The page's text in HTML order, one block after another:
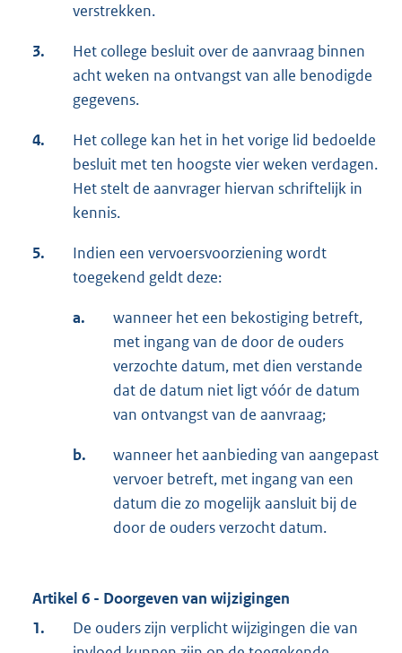
verstrekken.
3.
Het college besluit over de aanvraag binnen
acht weken na ontvangst van alle benodigde
gegevens.
4.
Het college kan het in het vorige lid bedoelde
besluit met ten hoogste vier weken verdagen.
Het stelt de aanvrager hiervan schriftelijk in
kennis.
5.
Indien een vervoersvoorziening wordt
toegekend geldt deze:
a.
wanneer het een bekostiging betreft,
met ingang van de door de ouders
verzochte datum, met dien verstande
dat de datum niet ligt vóór de datum
van ontvangst van de aanvraag;
b.
wanneer het aanbieding van aangepast
vervoer betreft, met ingang van een
datum die zo mogelijk aansluit bij de
door de ouders verzocht datum.
Artikel 6 - Doorgeven van wijzigingen
1.
De ouders zijn verplicht wijzigingen die van